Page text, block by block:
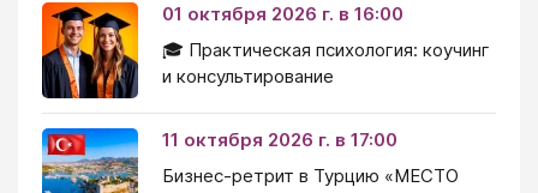
01 октября 2026 г. в 16:00
🎓 Практическая психология: коучинг
и консультирование
11 октября 2026 г. в 17:00
Бизнес-ретрит в Турцию «МЕСТО